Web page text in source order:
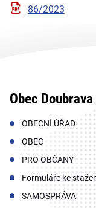
86/2023
Obec Doubrava
OBECNÍ ÚŘAD
OBEC
PRO OBČANY
Formuláře ke
SAMOSPRÁVA